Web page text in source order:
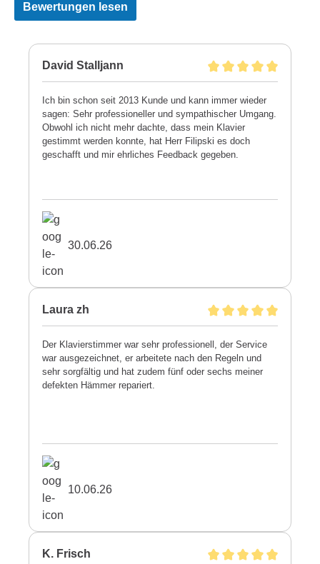
Bewertungen lesen
David Stalljann
Ich bin schon seit 2013 Kunde und kann immer wieder
sagen: Sehr professioneller und sympathischer Umgang.
Obwohl ich nicht mehr dachte, dass mein Klavier
gestimmt werden konnte, hat Herr Filipski es doch
geschafft und mir ehrliches Feedback gegeben.
30.06.26
Laura zh
Der Klavierstimmer war sehr professionell, der Service
war ausgezeichnet, er arbeitete nach den Regeln und
sehr sorgfältig und hat zudem fünf oder sechs meiner
defekten Hämmer repariert.
10.06.26
K. Frisch